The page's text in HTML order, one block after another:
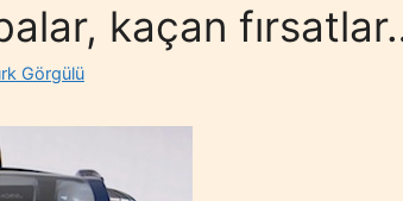
kaçan
Görgülü